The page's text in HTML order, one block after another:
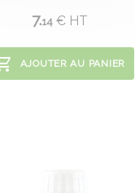
7.14 €HT
AJOUTER AU PANIER